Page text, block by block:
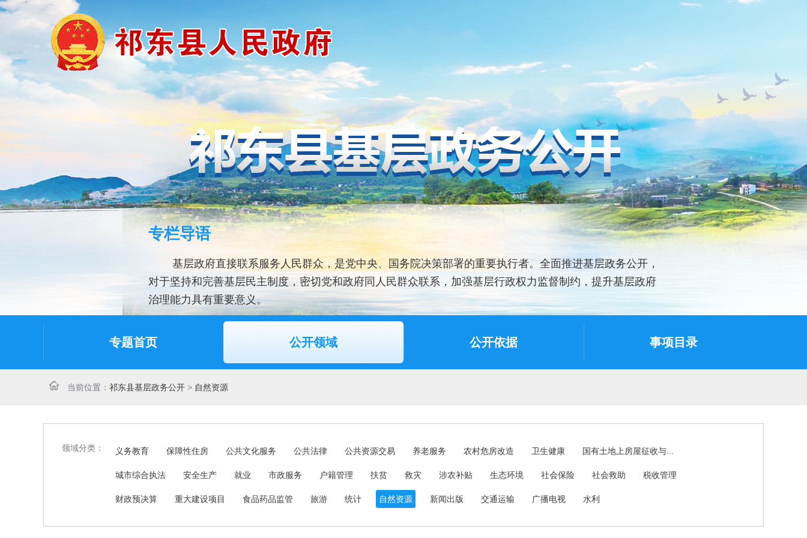
专栏导语
基层政府直接联系服务人民群众，是党中央、国务院决策部署的重要执行者。全面推进基层政务公开，
对于坚持和完善基层民主制度，密切党和政府同人民群众联系，加强基层行政权力监督制约，提升基层政府
治理能力具有重要意义。
专题首页 公开领域 公开依据 事项目录
当前位置： 祁东县基层政务公开 > 自然资源
领域分类： 义务教育 保障性住房 公共文化服务 公共法律 公共资源交易 养老服务 农村危房改造 卫生健康 国有土地上房屋征收与...
城市综合执法 安全生产 就业 市政服务 户籍管理 扶贫 救灾 涉农补贴 生态环境 社会保险 社会救助 税收管理
财政预决算 重大建设项目 食品药品监管 旅游 统计 自然资源 新闻出版 交通运输 广播电视 水利